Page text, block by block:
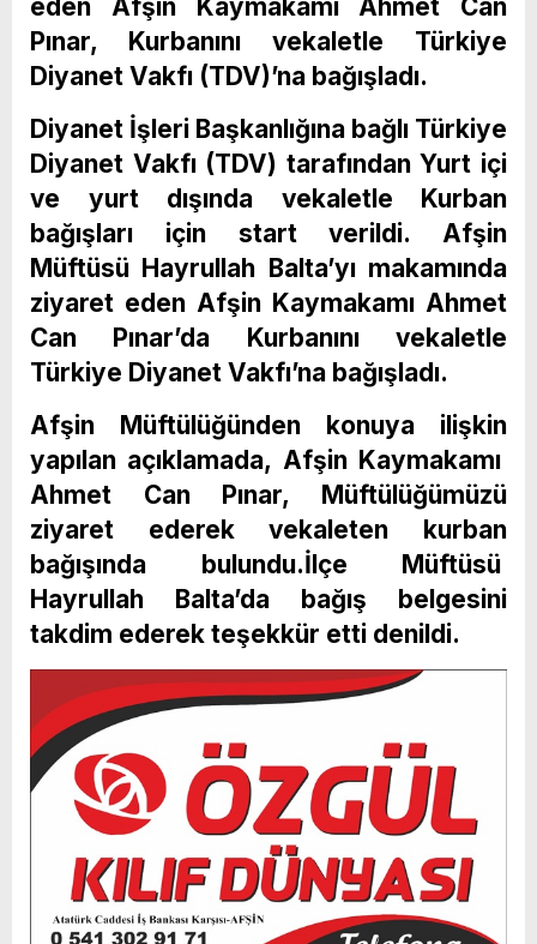
eden Afşin Kaymakamı Ahmet Can
Pınar, Kurbanını vekaletle Türkiye
Diyanet Vakfı (TDV)’na bağışladı.
Diyanet İşleri Başkanlığına bağlı Türkiye
Diyanet Vakfı (TDV) tarafından Yurt içi
ve yurt dışında vekaletle Kurban
bağışları için start verildi. Afşin
Müftüsü Hayrullah Balta’yı makamında
ziyaret eden Afşin Kaymakamı Ahmet
Can Pınar’da Kurbanını vekaletle
Türkiye Diyanet Vakfı’na bağışladı.
Afşin Müftülüğünden konuya ilişkin
yapılan açıklamada, Afşin Kaymakamı
Ahmet Can Pınar, Müftülüğümüzü
ziyaret ederek vekaleten kurban
bağışında bulundu.İlçe Müftüsü
Hayrullah Balta’da bağış belgesini
takdim ederek teşekkür etti denildi.